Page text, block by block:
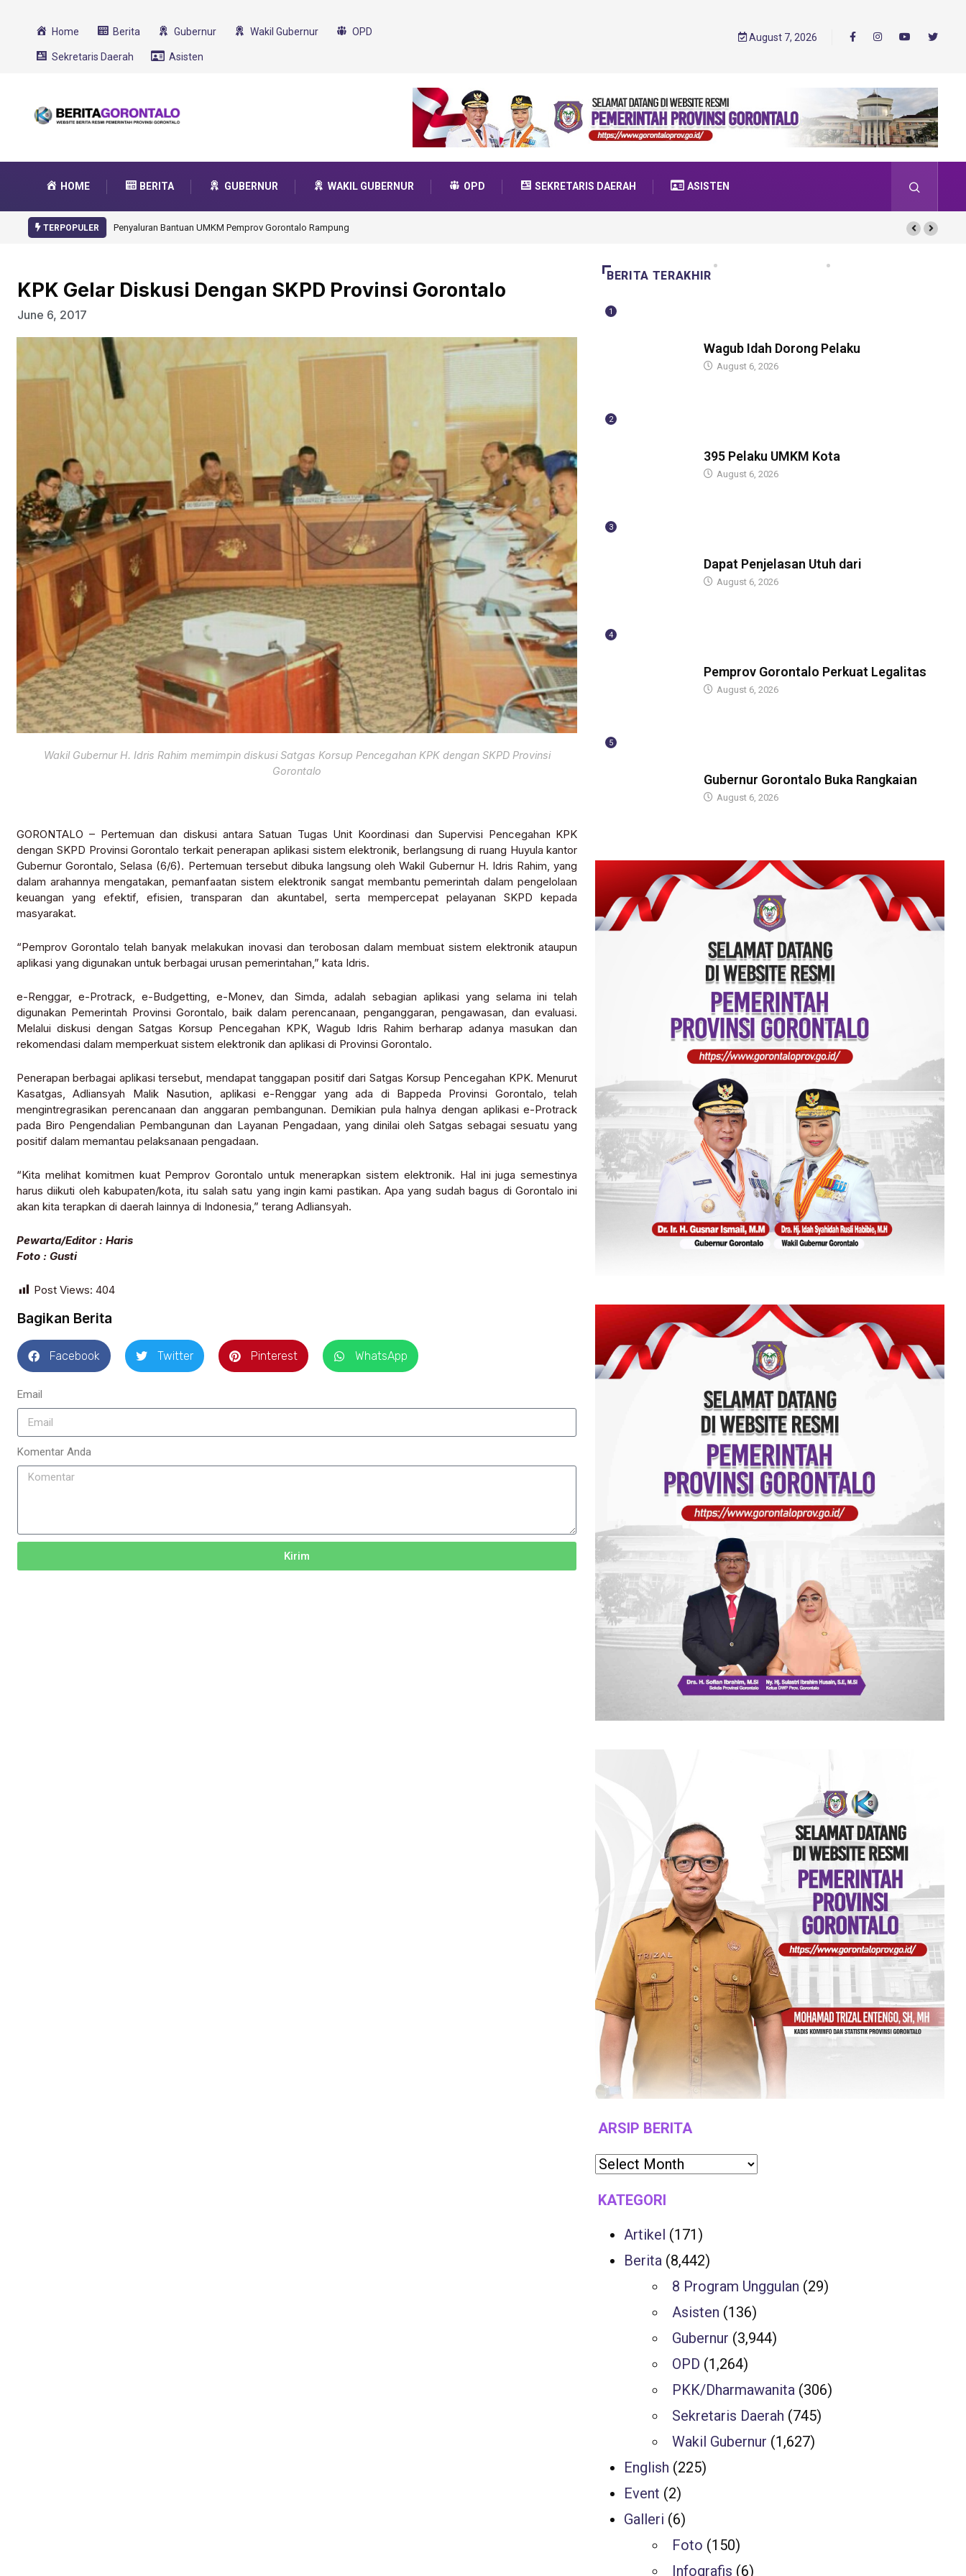
Home Berita Gubernur Wakil Gubernur OPD
Sekretaris Daerah Asisten
August 7, 2026
HOME BERITA GUBERNUR WAKIL GUBERNUR OPD SEKRETARIS DAERAH ASISTEN
TERPOPULER Gorontalo Ikut Dukung Program SMA Unggul Garuda Transformasi 2025
KPK Gelar Diskusi Dengan SKPD Provinsi Gorontalo
June 6, 2017
Wakil Gubernur H. Idris Rahim memimpin diskusi Satgas Korsup Pencegahan KPK dengan SKPD Provinsi
Gorontalo
GORONTALO – Pertemuan dan diskusi antara Satuan Tugas Unit Koordinasi dan Supervisi Pencegahan KPK
dengan SKPD Provinsi Gorontalo terkait penerapan aplikasi sistem elektronik, berlangsung di ruang Huyula kantor
Gubernur Gorontalo, Selasa (6/6). Pertemuan tersebut dibuka langsung oleh Wakil Gubernur H. Idris Rahim, yang
dalam arahannya mengatakan, pemanfaatan sistem elektronik sangat membantu pemerintah dalam pengelolaan
keuangan yang efektif, efisien, transparan dan akuntabel, serta mempercepat pelayanan SKPD kepada
masyarakat.
“Pemprov Gorontalo telah banyak melakukan inovasi dan terobosan dalam membuat sistem elektronik ataupun
aplikasi yang digunakan untuk berbagai urusan pemerintahan,” kata Idris.
e-Renggar, e-Protrack, e-Budgetting, e-Monev, dan Simda, adalah sebagian aplikasi yang selama ini telah
digunakan Pemerintah Provinsi Gorontalo, baik dalam perencanaan, penganggaran, pengawasan, dan evaluasi.
Melalui diskusi dengan Satgas Korsup Pencegahan KPK, Wagub Idris Rahim berharap adanya masukan dan
rekomendasi dalam memperkuat sistem elektronik dan aplikasi di Provinsi Gorontalo.
Penerapan berbagai aplikasi tersebut, mendapat tanggapan positif dari Satgas Korsup Pencegahan KPK. Menurut
Kasatgas, Adliansyah Malik Nasution, aplikasi e-Renggar yang ada di Bappeda Provinsi Gorontalo, telah
mengintregrasikan perencanaan dan anggaran pembangunan. Demikian pula halnya dengan aplikasi e-Protrack
pada Biro Pengendalian Pembangunan dan Layanan Pengadaan, yang dinilai oleh Satgas sebagai sesuatu yang
positif dalam memantau pelaksanaan pengadaan.
“Kita melihat komitmen kuat Pemprov Gorontalo untuk menerapkan sistem elektronik. Hal ini juga semestinya
harus diikuti oleh kabupaten/kota, itu salah satu yang ingin kami pastikan. Apa yang sudah bagus di Gorontalo ini
akan kita terapkan di daerah lainnya di Indonesia,” terang Adliansyah.
Pewarta/Editor : Haris
Foto : Gusti
Post Views: 404
Bagikan Berita
Facebook Twitter Pinterest WhatsApp
Email
Komentar Anda
Kirim
BERITA TERAKHIR
1
Wagub Idah Dorong Pelaku
August 6, 2026
2
395 Pelaku UMKM Kota
August 6, 2026
3
Dapat Penjelasan Utuh dari
August 6, 2026
4
Pemprov Gorontalo Perkuat Legalitas
August 6, 2026
5
Gubernur Gorontalo Buka Rangkaian
August 6, 2026
ARSIP BERITA
KATEGORI
Artikel (171)
Berita (8,442)
8 Program Unggulan (29)
Asisten (136)
Gubernur (3,944)
OPD (1,264)
PKK/Dharmawanita (306)
Sekretaris Daerah (745)
Wakil Gubernur (1,627)
English (225)
Event (2)
Galleri (6)
Foto (150)
Infografis (6)